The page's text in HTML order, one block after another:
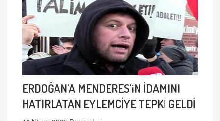
ERDOĞAN'A MENDERES'iN İDAMINI
HATIRLATAN EYLEMCİYE TEPKİ GELDİ